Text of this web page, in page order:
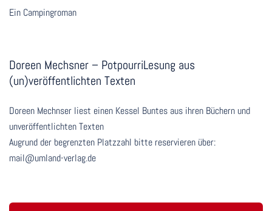
Ein Campingroman
Doreen Mechsner – PotpourriLesung aus
(un)veröffentlichten Texten
Doreen Mechnser liest einen Kessel Buntes aus ihren Büchern und
unveröffentlichten Texten
Augrund der begrenzten Platzzahl bitte reservieren über:
mail@umland-verlag.de